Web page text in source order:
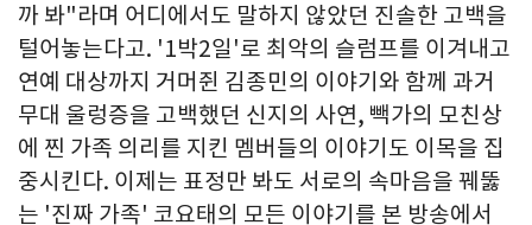
까 봐"라며 어디에서도 말하지 않았던 진솔한 고백을
털어놓는다고. '1박2일'로 최악의 슬럼프를 이겨내고
연예 대상까지 거머쥔 김종민의 이야기와 함께 과거
무대 울렁증을 고백했던 신지의 사연, 빽가의 모친상
에 찐 가족 의리를 지킨 멤버들의 이야기도 이목을 집
중시킨다. 이제는 표정만 봐도 서로의 속마음을 꿰뚫
는 '진짜 가족' 코요태의 모든 이야기를 본 방송에서